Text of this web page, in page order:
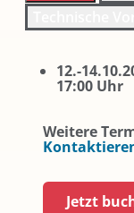
12.-
17:00 Uhr
Weitere
Jetzt